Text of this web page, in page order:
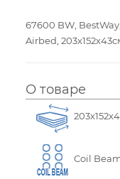
67600 BW,
Airbed,
О товаре
Coil